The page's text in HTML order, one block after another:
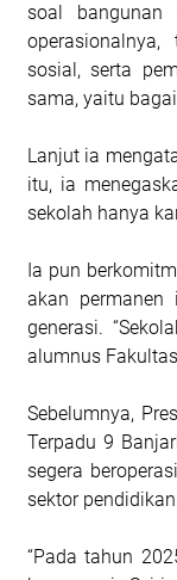
soal bangunan
operasionalnya,
sosial, serta
sama, yaitu
Lanjut ia
itu, ia
sekolah hanya
Ia pun
akan
generasi.
alumnus
Sebelumnya,
Terpadu 9
segera
sektor
“Pada tahun